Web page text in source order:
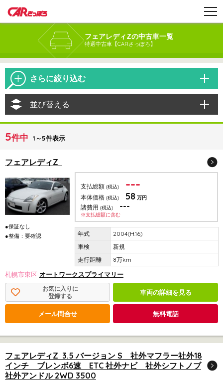
フェアレディZの中古車一覧
特選中古車【CARさっぽろ】
さらに絞り込む
並び替える
5件中 1～5件表示
フェアレディZ
●保証なし
●整備：要確認
支払総額 (税込) ---
本体価格 (税込) 58 万円
諸費用 (税込) ---
※支払総額に含む
2004(H.16)
新規
8万km
札幌市東区 オートワークスプライマリー
お気に入りに
登録する
車両の詳細を見る
メール問合せ 無料電話
フェアレディZ 3.5 バージョン S 社外マフラー社外18
インチ ブレンボ6速 ETC 社外ナビ 社外シフトノブ
社外アンドル 2WD 3500